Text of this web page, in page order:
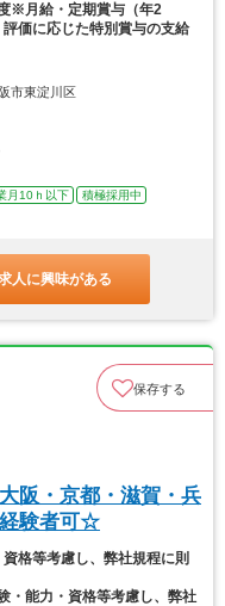
※月給・定期賞与（年2
価に応じた特別賞与の支給
市東淀川区
月10ｈ以下
積極採用中
人に興味がある
保存する
阪・京都・滋賀・兵
験者可☆
格等考慮し、弊社規程に則
・能力・資格等考慮し、弊社